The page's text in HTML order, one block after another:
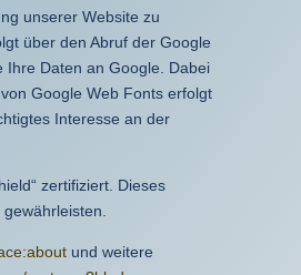
unserer Website zu
über den Abruf der Google
Ihre Daten an Google. Dabei
Google Web Fonts erfolgt
Interesse an der
zertifiziert. Dieses
und weitere